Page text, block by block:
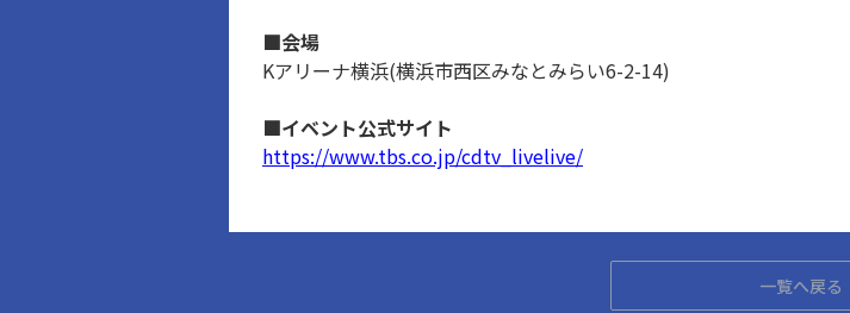
■会場
Kアリーナ横浜(横浜市西区みなとみらい6-2-14)
■イベント公式サイト
https://www.tbs.co.jp/cdtv_livelive/
一覧へ戻る